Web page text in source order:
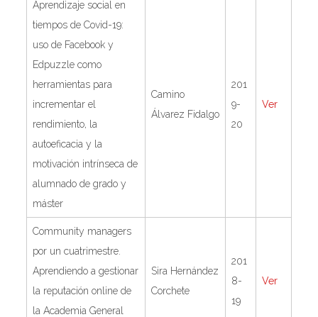
Aprendizaje social en
tiempos de Covid-19:
uso de Facebook y
Edpuzzle como
herramientas para
incrementar el
rendimiento, la
autoeficacia y la
motivación intrínseca de
alumnado de grado y
máster
Camino
Álvarez Fidalgo
201
9-
20
Ver
Community managers
por un cuatrimestre.
Aprendiendo a gestionar
la reputación online de
la Academia General
Sira Hernández
Corchete
201
8-
19
Ver